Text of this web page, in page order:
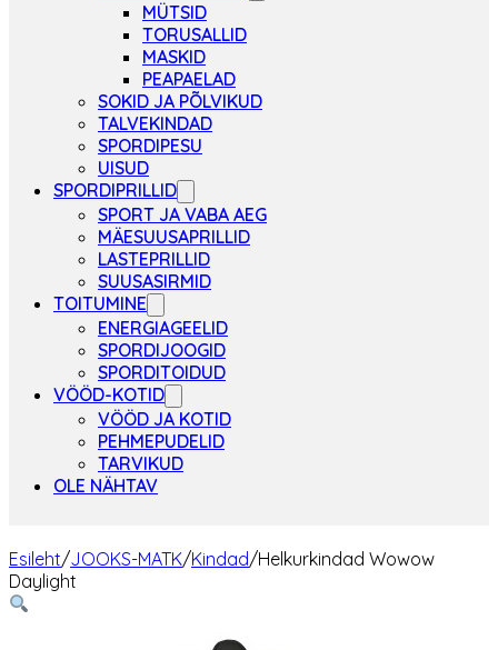
MÜTSID
TORUSALLID
MASKID
PEAPAELAD
SOKID JA PÕLVIKUD
TALVEKINDAD
SPORDIPESU
UISUD
SPORDIPRILLID
SPORT JA VABA AEG
MÄESUUSAPRILLID
LASTEPRILLID
SUUSASIRMID
TOITUMINE
ENERGIAGEELID
SPORDIJOOGID
SPORDITOIDUD
VÖÖD-KOTID
VÖÖD JA KOTID
PEHMEPUDELID
TARVIKUD
OLE NÄHTAV
Esileht/JOOKS-MATK/Kindad/Helkurkindad Wowow
Daylight